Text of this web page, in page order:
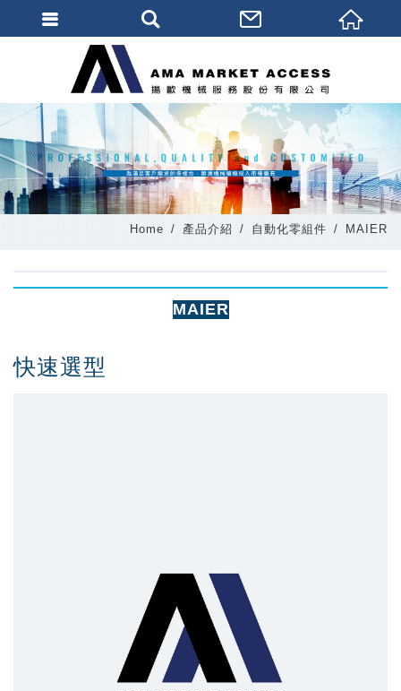
Home 產品介紹 自動化零組件 MAIER
MAIER
快速選型
會員登入(燈箱)
加入會員
忘記密碼
密碼修改
訂單查詢
會員登出